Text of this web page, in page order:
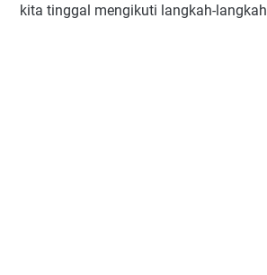
kita tinggal mengikuti langkah-